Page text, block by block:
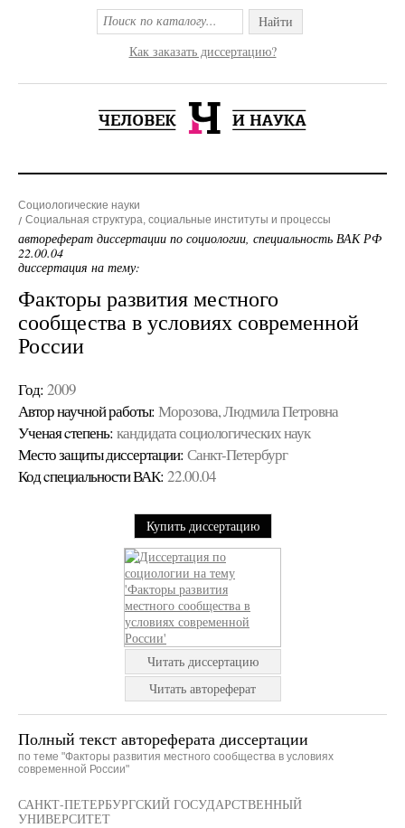
Найти
Как заказать диссертацию?
Социологические науки
Социальная структура, социальные институты и процессы
автореферат диссертации по социологии, специальность ВАК РФ
22.00.04
диссертация на тему:
Факторы развития местного
сообщества в условиях современной
России
Год: 2009
Автор научной работы: Морозова, Людмила Петровна
Ученая cтепень: кандидата социологических наук
Место защиты диссертации: Санкт-Петербург
Код cпециальности ВАК: 22.00.04
Купить диссертацию
Читать диссертацию
Читать автореферат
Полный текст автореферата диссертации
по теме "Факторы развития местного сообщества в условиях
современной России"
САНКТ-ПЕТЕРБУРГСКИЙ ГОСУДАРСТВЕННЫЙ
УНИВЕРСИТЕТ